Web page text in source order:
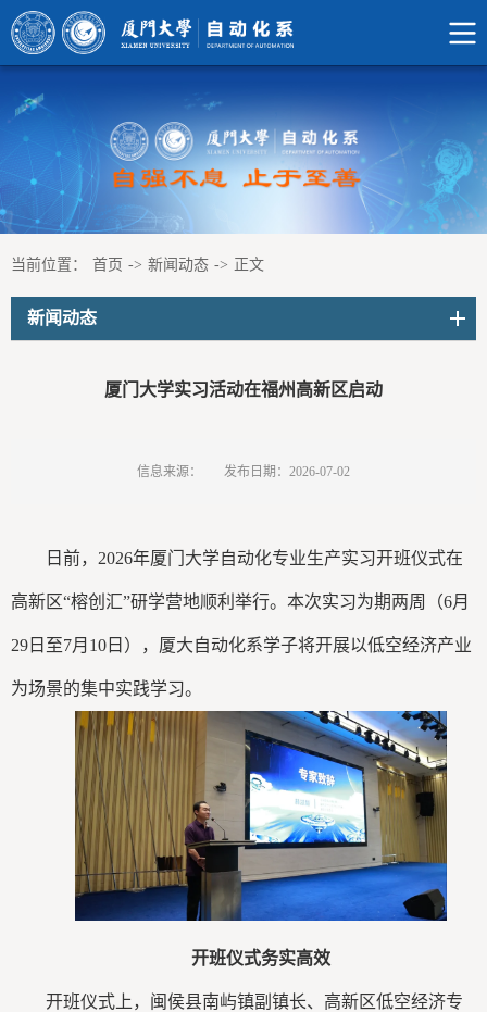
当前位置： 首页 -> 新闻动态 -> 正文
新闻动态
厦门大学实习活动在福州高新区启动
信息来源： 发布日期：2026-07-02
日前，2026年厦门大学自动化专业生产实习开班仪式在
高新区“榕创汇”研学营地顺利举行。本次实习为期两周（6月
29日至7月10日），厦大自动化系学子将开展以低空经济产业
为场景的集中实践学习。
开班仪式务实高效
开班仪式上，闽侯县南屿镇副镇长、高新区低空经济专